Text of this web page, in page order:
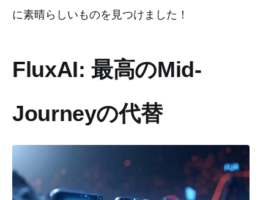
に素晴らしいものを見つけました！
FluxAI: 最高のMid-
Journeyの代替